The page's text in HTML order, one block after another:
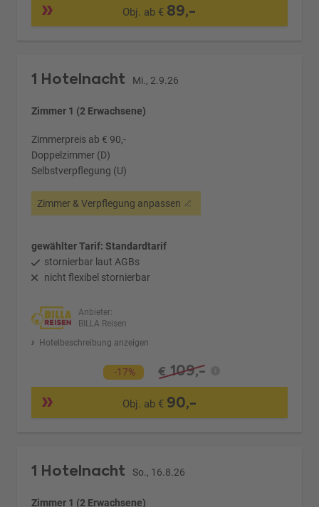
Obj. ab € 89,-
1 Hotelnacht Mi., 2.9.26
Zimmer 1 (2 Erwachsene)
Zimmerpreis ab € 90,-
Doppelzimmer (D)
Selbstverpflegung (U)
Zimmer & Verpflegung anpassen
gewählter Tarif: Standardtarif
stornierbar laut AGBs
nicht flexibel stornierbar
Anbieter:
BILLA Reisen
Hotelbeschreibung anzeigen
-17% € 109,-
Obj. ab € 90,-
1 Hotelnacht So., 16.8.26
Zimmer 1 (2 Erwachsene)